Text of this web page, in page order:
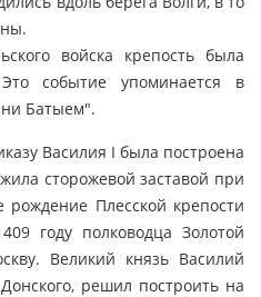
войска крепость была
событие упоминается в
Батыем".
Василия I была построена
сторожевой заставой при
рождение Плесской крепости
году полководца Золотой
Великий князь Василий
решил построить на